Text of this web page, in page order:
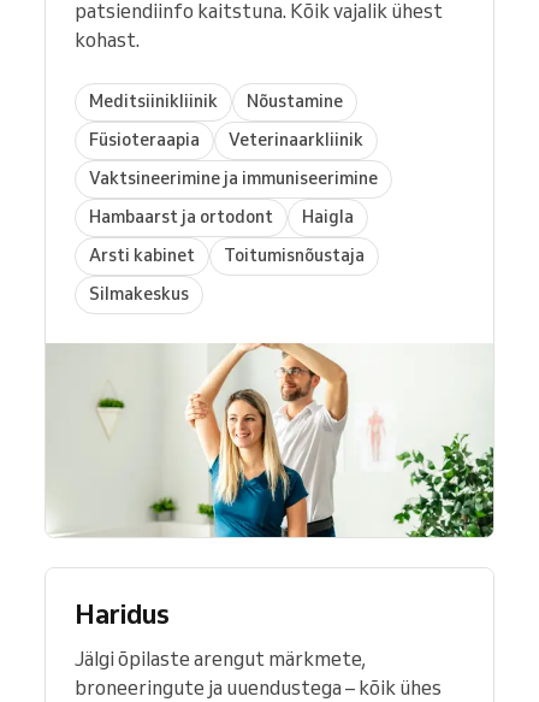
patsiendiinfo kaitstuna. Kõik vajalik ühest
kohast.
Meditsiinikliinik
Nõustamine
Füsioteraapia
Veterinaarkliinik
Vaktsineerimine ja immuniseerimine
Hambaarst ja ortodont
Haigla
Arsti kabinet
Toitumisnõustaja
Silmakeskus
Haridus
Jälgi õpilaste arengut märkmete,
broneeringute ja uuendustega – kõik ühes